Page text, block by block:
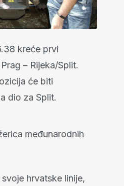
kreće prvi
– Rijeka/Split.
će biti
dio za Split.
međunarodnih
hrvatske linije,